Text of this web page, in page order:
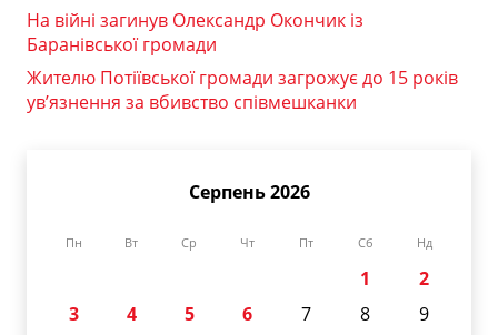
На війні загинув Олександр Окончик із
Баранівської громади
Жителю Потіївської громади загрожує до 15 років
ув’язнення за вбивство співмешканки
Серпень 2026
Пн Вт Ср Чт Пт Сб Нд
1
2
3
4 5 6 7 8
9